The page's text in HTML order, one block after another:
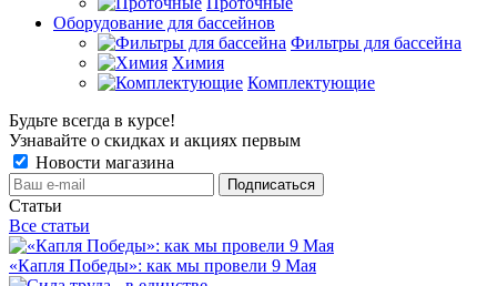
Оборудование для бассейнов
Фильтры для бассейна
Химия
Комплектующие
Будьте всегда в курсе!
Узнавайте о скидках и акциях первым
Новости магазина
Статьи
Все статьи
«Капля Победы»: как мы провели 9 Мая